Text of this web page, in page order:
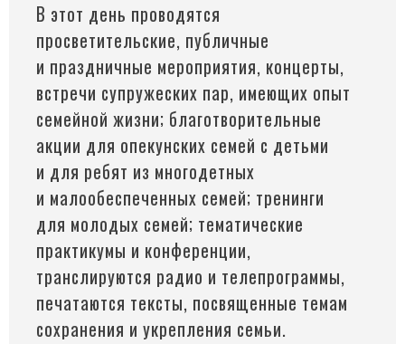
В этот день проводятся
просветительские, публичные
и праздничные мероприятия, концерты,
встречи супружеских пар, имеющих опыт
семейной жизни; благотворительные
акции для опекунских семей с детьми
и для ребят из многодетных
и малообеспеченных семей; тренинги
для молодых семей; тематические
практикумы и конференции,
транслируются радио и телепрограммы,
печатаются тексты, посвященные темам
сохранения и укрепления семьи.